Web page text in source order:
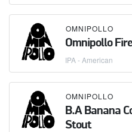
OMNIPOLLO
Omnipollo
IPA - American
OMNIPOLLO
B.A Banana
Stout